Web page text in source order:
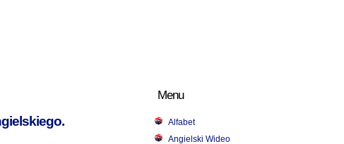
Menu
Alfabet
Angielski Wideo